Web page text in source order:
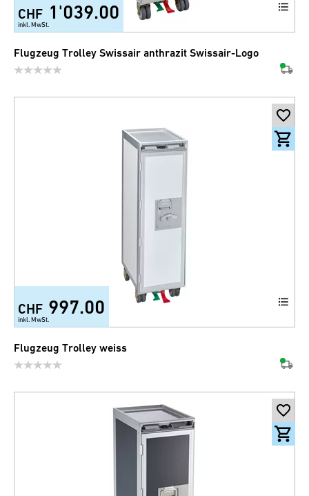
CHF 1'039.00
inkl. MwSt.
Flugzeug Trolley Swissair anthrazit Swissair-Logo
CHF 997.00
inkl. MwSt.
Flugzeug Trolley weiss